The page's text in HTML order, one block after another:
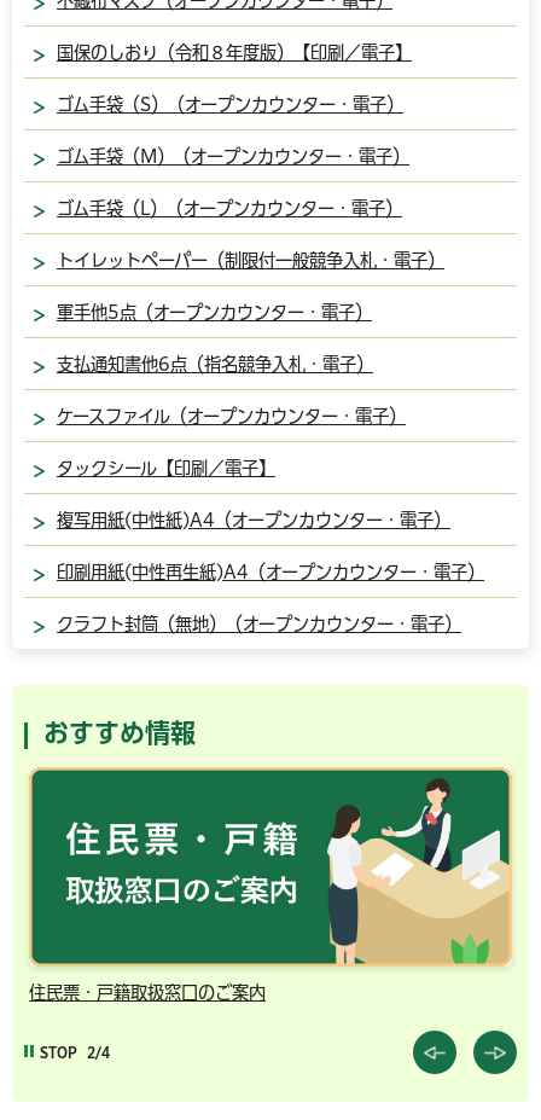
国保のしおり（令和８年度版）【印刷／電子】
ゴム手袋（S）（オープンカウンター・電子）
ゴム手袋（M）（オープンカウンター・電子）
ゴム手袋（L）（オープンカウンター・電子）
トイレットペーパー（制限付一般競争入札・電子）
軍手他5点（オープンカウンター・電子）
支払通知書他6点（指名競争入札・電子）
ケースファイル（オープンカウンター・電子）
タックシール【印刷／電子】
複写用紙(中性紙)A4（オープンカウンター・電子）
印刷用紙(中性再生紙)A4（オープンカウンター・電子）
クラフト封筒（無地）（オープンカウンター・電子）
おすすめ情報
住民票・戸籍取扱窓口のご案内
STOP 2/4